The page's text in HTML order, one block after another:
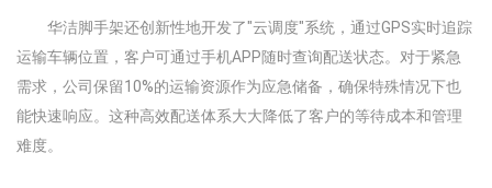
华洁脚手架还创新性地开发了"云调度"系统，通过GPS实时追踪
运输车辆位置，客户可通过手机APP随时查询配送状态。对于紧急
需求，公司保留10%的运输资源作为应急储备，确保特殊情况下也
能快速响应。这种高效配送体系大大降低了客户的等待成本和管理
难度。